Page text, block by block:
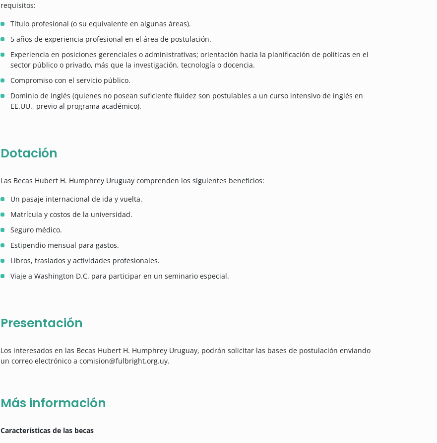
requisitos:
Título profesional (o su equivalente en algunas áreas).
5 años de experiencia profesional en el área de postulación.
Experiencia en posiciones gerenciales o administrativas; orientación hacia la planificación de políticas en el
sector público o privado, más que la investigación, tecnología o docencia.
Compromiso con el servicio público.
Dominio de inglés (quienes no posean suficiente fluidez son postulables a un curso intensivo de inglés en
EE.UU., previo al programa académico).
Dotación
Las Becas Hubert H. Humphrey Uruguay comprenden los siguientes beneficios:
Un pasaje internacional de ida y vuelta.
Matrícula y costos de la universidad.
Seguro médico.
Estipendio mensual para gastos.
Libros, traslados y actividades profesionales.
Viaje a Washington D.C. para participar en un seminario especial.
Presentación
Los interesados en las Becas Hubert H. Humphrey Uruguay, podrán solicitar las bases de postulación enviando
un correo electrónico a comision@fulbright.org.uy.
Más información
Características de las becas